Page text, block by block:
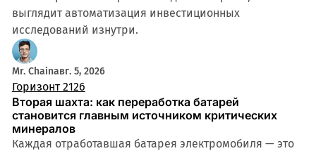
выглядит автоматизация инвестиционных
исследований изнутри.
Mr. Chainавг. 5, 2026
Горизонт 2126
Вторая шахта: как переработка батарей
становится главным источником критических
минералов
Каждая отработавшая батарея электромобиля — это